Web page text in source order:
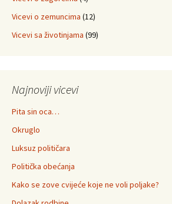
Vicevi o zemuncima (12)
Vicevi sa životinjama (99)
Najnoviji vicevi
Pita sin oca…
Okruglo
Luksuz političara
Politička obećanja
Kako se zove cvijeće koje ne voli poljake?